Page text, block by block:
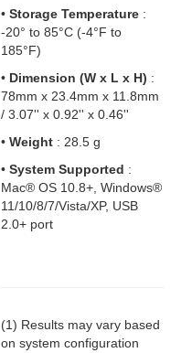
• Storage Temperature :
-20° to 85°C (-4°F to
185°F)
• Dimension (W x L x H) :
78mm x 23.4mm x 11.8mm
/ 3.07'' x 0.92'' x 0.46''
• Weight : 28.5 g
• System Supported :
Mac® OS 10.8+, Windows®
11/10/8/7/Vista/XP, USB
2.0+ port
(1) Results may vary based
on system configuration